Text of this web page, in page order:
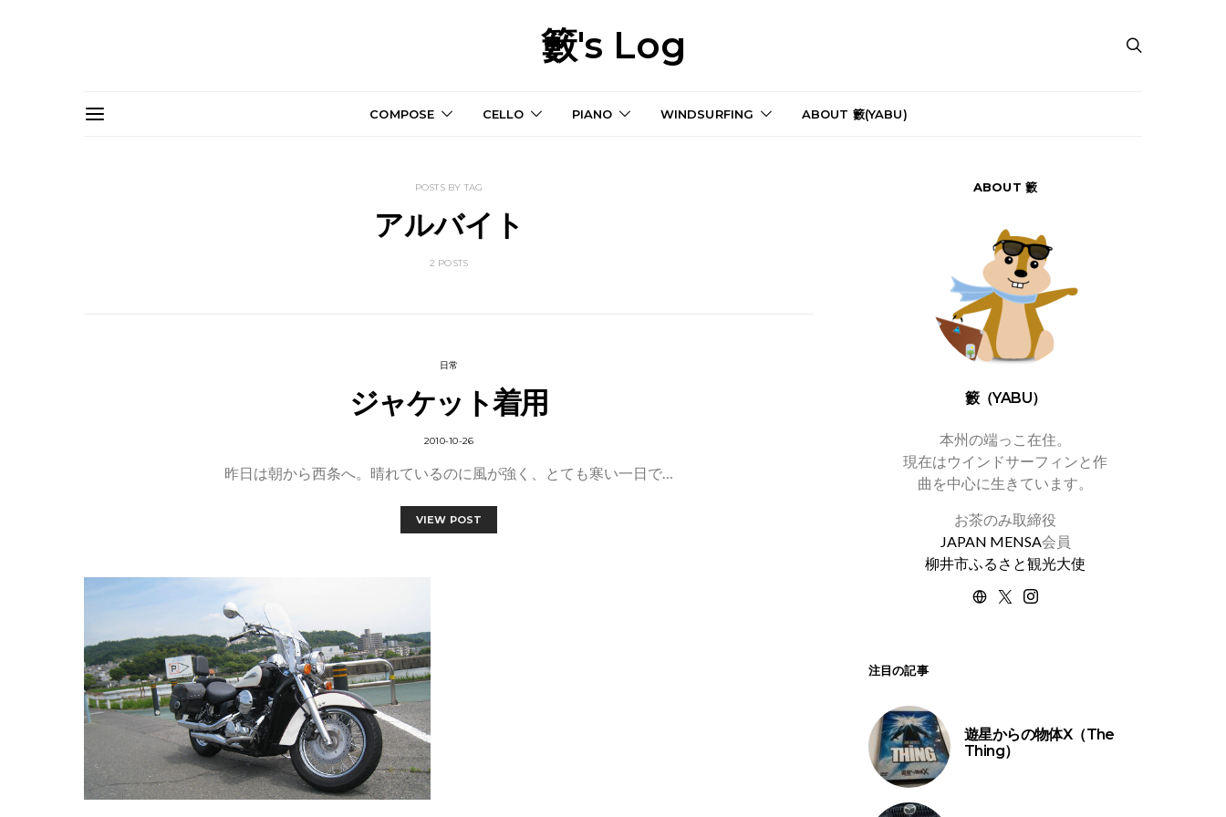
籔's Log
COMPOSE CELLO PIANO WINDSURFING ABOUT 籔(YABU)
POSTS BY TAG
アルバイト
2 POSTS
日常
ジャケット着用
2010-10-26
昨日は朝から西条へ。晴れているのに風が強く、とても寒い一日で…
VIEW POST
ABOUT 籔
籔（YABU）
本州の端っこ在住。
現在はウインドサーフィンと作
曲を中心に生きています。
お茶のみ取締役
JAPAN MENSA会員
柳井市ふるさと観光大使
注目の記事
遊星からの物体X（The
Thing）